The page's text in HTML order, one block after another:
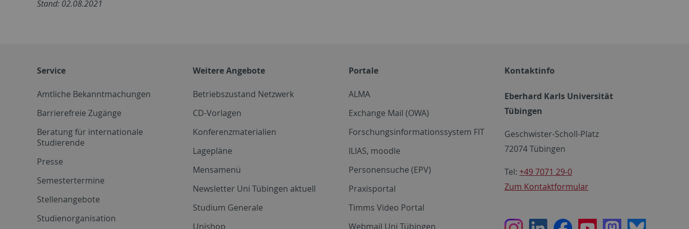
Stand: 02.08.2021
Service
Amtliche Bekanntmachungen
Barrierefreie Zugänge
Beratung für internationale
Studierende
Presse
Semestertermine
Stellenangebote
Studienorganisation
Weitere Angebote
Betriebszustand Netzwerk
CD-Vorlagen
Konferenzmaterialien
Lagepläne
Mensamenü
Newsletter Uni Tübingen aktuell
Studium Generale
Unishop
Portale
ALMA
Exchange Mail (OWA)
Forschungsinformationssystem FIT
ILIAS, moodle
Personensuche (EPV)
Praxisportal
Timms Video Portal
Webmail Uni Tübingen
Kontaktinfo
Eberhard Karls Universität
Tübingen
Geschwister-Scholl-Platz
72074 Tübingen
Tel: +49 7071 29-0
Zum Kontaktformular
InstagramLinkedInFacebookYoutubeMastodon
Bluesky